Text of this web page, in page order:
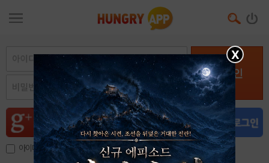
로그인
아이디, 이메일 저장
X